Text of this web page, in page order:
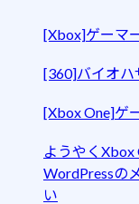
[Xbox]ゲーマ
[360]バイオハ
[Xbox One]ゲ
ようやくXbox
WordPressの
い